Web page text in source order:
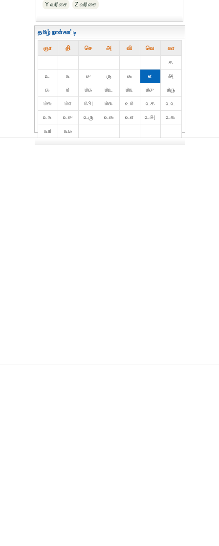
Y வரிசை Z வரிசை
தமிழ் நாள்காட்டி
ஞா தி் செ அ வி வெ கா
௧
௨
௩ ௪ ௫ ௬ ௭
௮
௯
௰ ௰௧ ௰௨ ௰௩ ௰௪
௰௫
௰௬
௰௭ ௰௮ ௰௯ ௨௰ ௨௧
௨௨
௨௩
௨௪ ௨௫ ௨௬ ௨௭ ௨௮
௨௯
௩௰
௩௧